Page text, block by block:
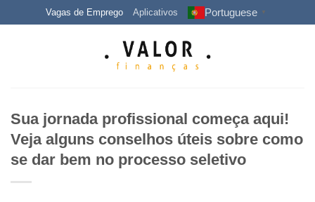
to
Vagas de Emprego Aplicativos Portuguese ▼
Sua jornada profissional começa aqui!
Veja alguns conselhos úteis sobre como
se dar bem no processo seletivo